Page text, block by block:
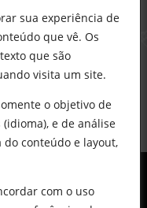
sua experiência de
que vê. Os
que são
visita um site.
o objetivo de
e de análise
conteúdo e layout,
com o uso